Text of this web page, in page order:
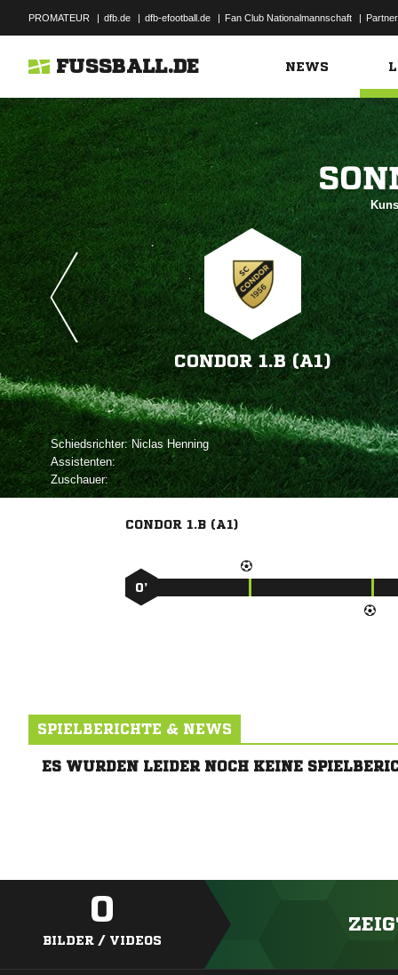
PROMATEUR | dfb.de | dfb-efootball.de | Fan Club Nationalmannschaft | Partner
FUSSBALL.DE NEWS
CONDOR 1.B (A1)
Schiedsrichter: 
Assistenten:
Zuschauer:
CONDOR 1.B (A1)
0’
SPIELBERICHTE & NEWS
ES WURDEN LEIDER NOCH KEINE
0
BILDER / VIDEOS